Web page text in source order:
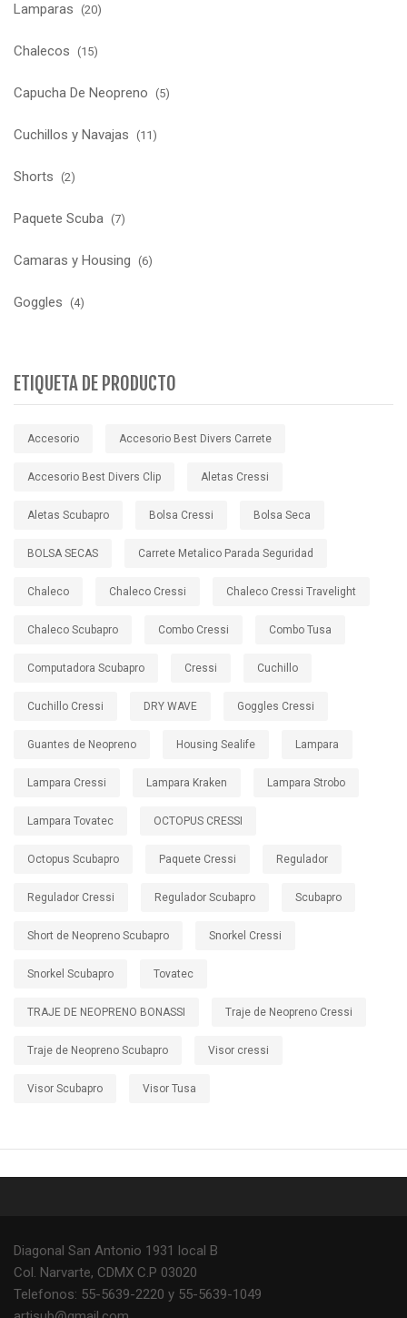
Lamparas (20)
Chalecos (15)
Capucha De Neopreno (5)
Cuchillos y Navajas (11)
Shorts (2)
Paquete Scuba (7)
Camaras y Housing (6)
Goggles (4)
ETIQUETA DE PRODUCTO
Accesorio Accesorio Best Divers Carrete
Accesorio Best Divers Clip Aletas Cressi
Aletas Scubapro Bolsa Cressi Bolsa Seca
BOLSA SECAS Carrete Metalico Parada Seguridad
Chaleco Chaleco Cressi Chaleco Cressi Travelight
Chaleco Scubapro Combo Cressi Combo Tusa
Computadora Scubapro Cressi Cuchillo
Cuchillo Cressi DRY WAVE Goggles Cressi
Guantes de Neopreno Housing Sealife Lampara
Lampara Cressi Lampara Kraken Lampara Strobo
Lampara Tovatec OCTOPUS CRESSI
Octopus Scubapro Paquete Cressi Regulador
Regulador Cressi Regulador Scubapro Scubapro
Short de Neopreno Scubapro Snorkel Cressi
Snorkel Scubapro Tovatec
TRAJE DE NEOPRENO BONASSI Traje de Neopreno Cressi
Traje de Neopreno Scubapro Visor cressi
Visor Scubapro Visor Tusa
Diagonal San Antonio 1931 local B
Col. Narvarte, CDMX C.P 03020
Telefonos: 55-5639-2220 y 55-5639-1049